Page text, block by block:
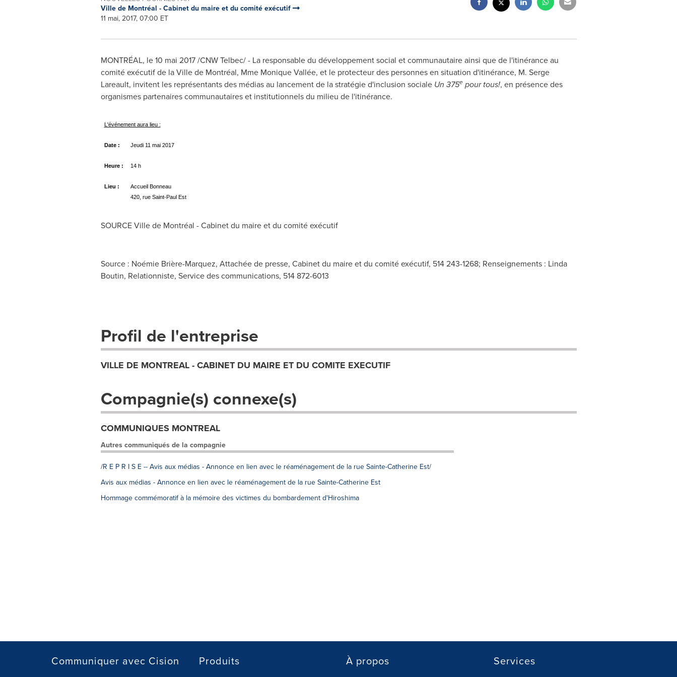
Ville de Montréal - Cabinet du maire et du comité exécutif
11 mai, 2017, 07:00 ET
MONTRÉAL, le 10 mai 2017 /CNW Telbec/ - La responsable du développement social et communautaire ainsi que de l'itinérance au
comité exécutif de la Ville de Montréal, Mme Monique Vallée, et le protecteur des personnes en situation d'itinérance, M. Serge
Lareault, invitent les représentants des médias au lancement de la stratégie d'inclusion sociale Un 375epour tous!, en présence des
organismes partenaires communautaires et institutionnels du milieu de l'itinérance.
L'événement aura lieu :
Date : Jeudi 11 mai 2017
Heure : 14 h
Lieu :
Accueil Bonneau
420, rue Saint-Paul Est
SOURCE Ville de Montréal - Cabinet du maire et du comité exécutif
Source : Noémie Brière-Marquez, Attachée de presse, Cabinet du maire et du comité exécutif, 514 243-1268; Renseignements : Linda
Boutin, Relationniste, Service des communications, 514 872-6013
Profil de l'entreprise
VILLE DE MONTREAL - CABINET DU MAIRE ET DU COMITE EXECUTIF
Compagnie(s) connexe(s)
COMMUNIQUES MONTREAL
Autres communiqués de la compagnie
/R E P R I S E -- Avis aux médias - Annonce en lien avec le réaménagement de la rue Sainte-Catherine Est/
Avis aux médias - Annonce en lien avec le réaménagement de la rue Sainte-Catherine Est
Hommage commémoratif à la mémoire des victimes du bombardement d'Hiroshima
Communiquer avec Cision Produits À propos Services